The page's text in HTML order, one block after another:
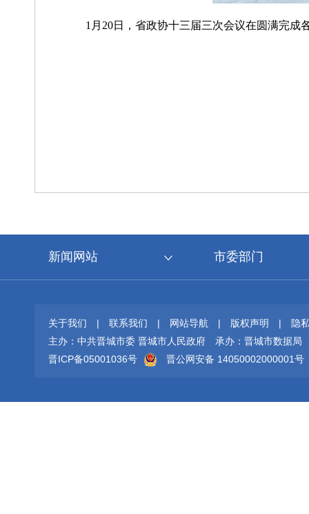
1月20日，省政协十三届三次会议在圆满完
新闻网站 市委部门
关于我们 | 联系我们 | 网站导航 | 版权声明 |
隐
主办：中共晋城市委 晋城市人民政府
承办：晋城市数据局
晋ICP备05001036号
晋公网安备 14050002000001号